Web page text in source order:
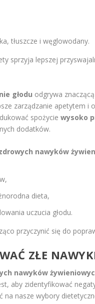
tłuszcze i węglowodany.
sprzyja lepszej
głodu odgrywa
zarządzanie apetytem i
spożyciewysoko
dodatków.
nawyków
dieta,
uczucia głodu.
przyczynić się do
ZŁE
nawyków
aby zidentyfikować
na nasze wybory